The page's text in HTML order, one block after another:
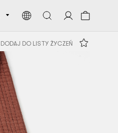
DODAJ DO LISTY ŻYCZEŃ